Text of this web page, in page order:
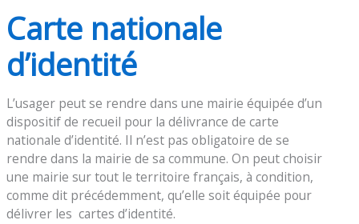
Carte nationale
d’identité
L’usager peut se rendre dans une mairie équipée d’un
dispositif de recueil pour la délivrance de carte
nationale d’identité. Il n’est pas obligatoire de se
rendre dans la mairie de sa commune. On peut choisir
une mairie sur tout le territoire français, à condition,
comme dit précédemment, qu’elle soit équipée pour
délivrer les cartes d’identité.